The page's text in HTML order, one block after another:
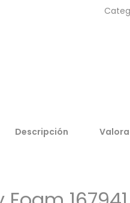
Descripción